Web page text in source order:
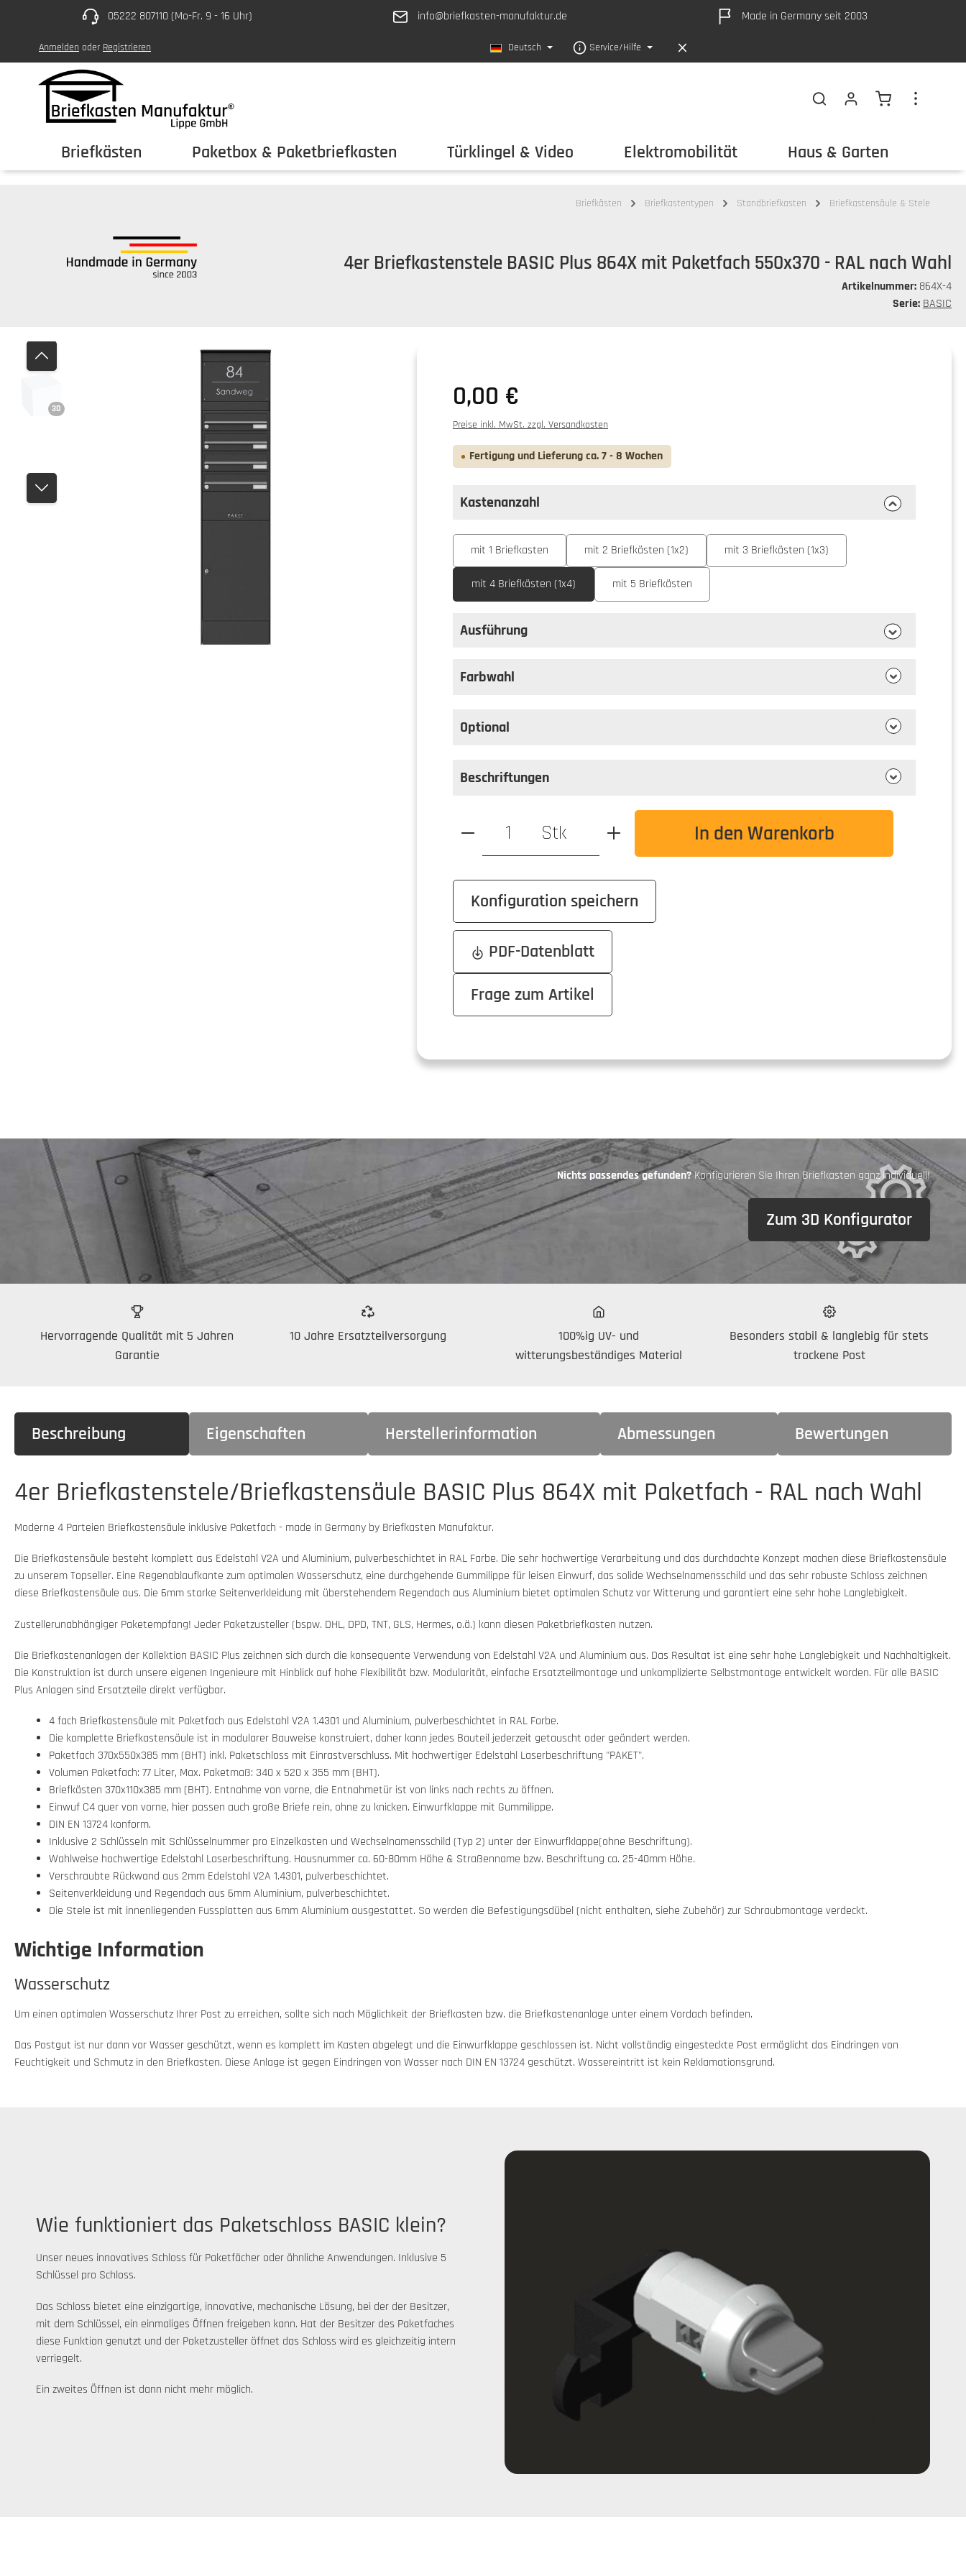
Hauptinhalt springen
Zur Hauptnavigation springen05222 807110 (Mo-Fr. 9 - 16 Uhr) info@briefkasten-manufaktur.de Made in Germany seit 2003
Anmelden oder Registrieren Deutsch Service/Hilfe
Warenkorb
Briefkästen Paketbox & Paketbriefkasten Türklingel & Video Elektromobilität Haus & Garten
Briefkästen Briefkastentypen Standbriefkasten Briefkastensäule & Stele
4er Briefkastenstele BASIC Plus 864X mit Paketfach 550x370 - RAL nach Wahl
Artikelnummer: 864X-4
Serie:BASIC
Bildergalerie überspringen
3D 0,00 €
Preise inkl. MwSt. zzgl. Versandkosten
Fertigung und Lieferung ca. 7 - 8 Wochen
Kastenanzahl
Kastenanzahlauswählen
mit 1 Briefkasten mit 2 Briefkästen (1x2) mit 3 Briefkästen (1x3)
mit 4 Briefkästen (1x4) mit 5 Briefkästen
Ausführung
Farbwahl
Optional
Beschriftungen
Produkt Anzahl: Gib den gewünschten Wert ein oder benutze die
Stk In den Warenkorb
Konfiguration speichern
PDF-Datenblatt
Frage zum Artikel
Nichts passendes gefunden?Konfigurieren Sie Ihren Briefkasten ganz individuell!
Zum 3D Konfigurator
Hervorragende Qualität mit 5 Jahren
Garantie
10 Jahre Ersatzteilversorgung
100%ig UV- und
witterungsbeständiges Material
Besonders stabil & langlebig für stets
trockene Post
Beschreibung Eigenschaften Herstellerinformation Abmessungen Bewertungen
4er Briefkastenstele/Briefkastensäule BASIC Plus 864X mit Paketfach - RAL nach Wahl
Moderne 4 Parteien Briefkastensäule inklusive Paketfach - made in Germany by Briefkasten Manufaktur.
Die Briefkastensäule besteht komplett aus Edelstahl V2A und Aluminium, pulverbeschichtet in RAL Farbe. Die sehr hochwertige Verarbeitung und das durchdachte Konzept machen diese Briefkastensäule
zu unserem Topseller. Eine Regenablaufkante zum optimalen Wasserschutz, eine durchgehende Gummilippe für leisen Einwurf, das solide Wechselnamensschild und das sehr robuste Schloss zeichnen
diese Briefkastensäule aus. Die 6mm starke Seitenverkleidung mit überstehendem Regendach aus Aluminium bietet optimalen Schutz vor Witterung und garantiert eine sehr hohe Langlebigkeit.
Zustellerunabhängiger Paketempfang! Jeder Paketzusteller (bspw. DHL, DPD, TNT, GLS, Hermes, o.ä.) kann diesen Paketbriefkasten nutzen.
Die Briefkastenanlagen der Kollektion BASIC Plus zeichnen sich durch die konsequente Verwendung von Edelstahl V2A und Aluminium aus. Das Resultat ist eine sehr hohe Langlebigkeit und Nachhaltigkeit.
Die Konstruktion ist durch unsere eigenen Ingenieure mit Hinblick auf hohe Flexibilität bzw. Modularität, einfache Ersatzteilmontage und unkomplizierte Selbstmontage entwickelt worden. Für alle BASIC
Plus Anlagen sind Ersatzteile direkt verfügbar.
4 fach Briefkastensäule mit Paketfach aus Edelstahl V2A 1.4301 und Aluminium, pulverbeschichtet in RAL Farbe.
Die komplette Briefkastensäule ist in modularer Bauweise konstruiert, daher kann jedes Bauteil jederzeit getauscht oder geändert werden.
Paketfach 370x550x385 mm (BHT) inkl. Paketschloss mit Einrastverschluss. Mit hochwertiger Edelstahl Laserbeschriftung "PAKET".
Volumen Paketfach: 77 Liter, Max. Paketmaß: 340 x 520 x 355 mm (BHT).
Briefkästen 370x110x385 mm (BHT). Entnahme von vorne, die Entnahmetür ist von links nach rechts zu öffnen.
Einwuf C4 quer von vorne, hier passen auch große Briefe rein, ohne zu knicken. Einwurfklappe mit Gummilippe.
DIN EN 13724 konform.
Inklusive 2 Schlüsseln mit Schlüsselnummer pro Einzelkasten und Wechselnamensschild (Typ 2) unter der Einwurfklappe(ohne Beschriftung).
Wahlweise hochwertige Edelstahl Laserbeschriftung. Hausnummer ca. 60-80mm Höhe & Straßenname bzw. Beschriftung ca. 25-40mm Höhe.
Verschraubte Rückwand aus 2mm Edelstahl V2A 1.4301, pulverbeschichtet.
Seitenverkleidung und Regendach aus 6mm Aluminium, pulverbeschichtet.
Die Stele ist mit innenliegenden Fussplatten aus 6mm Aluminium ausgestattet. So werden die Befestigungsdübel (nicht enthalten, siehe Zubehör) zur Schraubmontage verdeckt.
Wichtige Information
Wasserschutz
Um einen optimalen Wasserschutz Ihrer Post zu erreichen, sollte sich nach Möglichkeit der Briefkasten bzw. die Briefkastenanlage unter einem Vordach befinden.
Das Postgut ist nur dann vor Wasser geschützt, wenn es komplett im Kasten abgelegt und die Einwurfklappe geschlossen ist. Nicht vollständig eingesteckte Post ermöglicht das Eindringen von
Feuchtigkeit und Schmutz in den Briefkasten. Diese Anlage ist gegen Eindringen von Wasser nach DIN EN 13724 geschützt. Wassereintritt ist kein Reklamationsgrund.
Wie funktioniert das Paketschloss BASIC klein?
Unser neues innovatives Schloss für Paketfächer oder ähnliche Anwendungen. Inklusive 5
Schlüssel pro Schloss.
Das Schloss bietet eine einzigartige, innovative, mechanische Lösung, bei der der Besitzer,
mit dem Schlüssel, ein einmaliges Öffnen freigeben kann. Hat der Besitzer des Paketfaches
diese Funktion genutzt und der Paketzusteller öffnet das Schloss wird es gleichzeitig intern
verriegelt.
Ein zweites Öffnen ist dann nicht mehr möglich.